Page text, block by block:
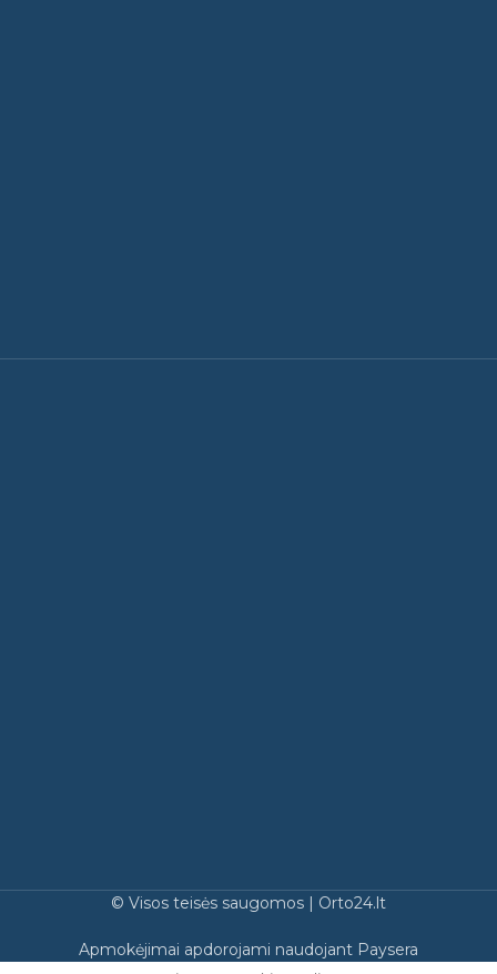
© Visos teisės saugomos | Orto24.lt
Apmokėjimai apdorojami naudojant Paysera